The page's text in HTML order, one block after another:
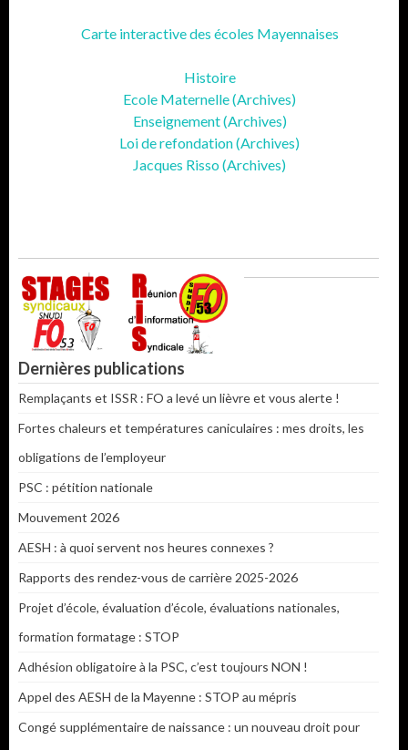
Carte interactive des écoles Mayennaises
Histoire
Ecole Maternelle (Archives)
Enseignement (Archives)
Loi de refondation (Archives)
Jacques Risso (Archives)
Dernières publications
Remplaçants et ISSR : FO a levé un lièvre et vous alerte !
Fortes chaleurs et températures caniculaires : mes droits, les
obligations de l’employeur
PSC : pétition nationale
Mouvement 2026
AESH : à quoi servent nos heures connexes ?
Rapports des rendez-vous de carrière 2025-2026
Projet d’école, évaluation d’école, évaluations nationales,
formation formatage : STOP
Adhésion obligatoire à la PSC, c’est toujours NON !
Appel des AESH de la Mayenne : STOP au mépris
Congé supplémentaire de naissance : un nouveau droit pour